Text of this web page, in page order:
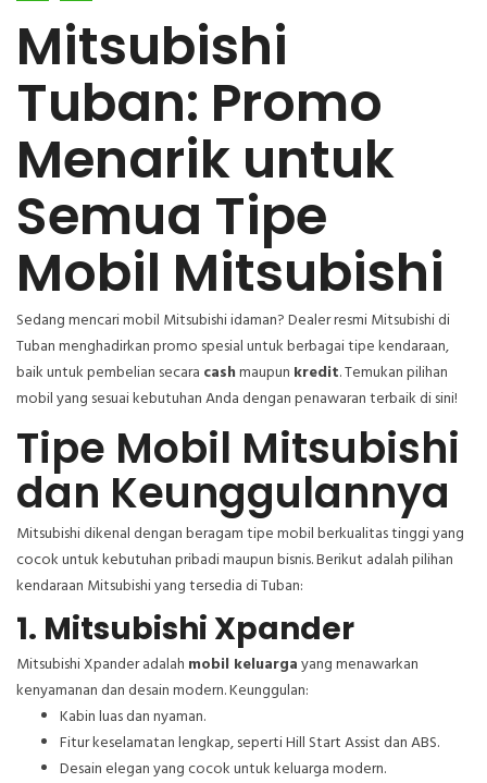
Mitsubishi
Tuban: Promo
Menarik untuk
Semua Tipe
Mobil Mitsubishi
Sedang mencari mobil Mitsubishi idaman? Dealer resmi Mitsubishi di
Tuban menghadirkan promo spesial untuk berbagai tipe kendaraan,
baik untuk pembelian secara cashmaupun kredit. Temukan pilihan
mobil yang sesuai kebutuhan Anda dengan penawaran terbaik di sini!
Tipe Mobil Mitsubishi
dan Keunggulannya
Mitsubishi dikenal dengan beragam tipe mobil berkualitas tinggi yang
cocok untuk kebutuhan pribadi maupun bisnis. Berikut adalah pilihan
kendaraan Mitsubishi yang tersedia di Tuban:
1. Mitsubishi Xpander
Mitsubishi Xpander adalah mobil keluargayang menawarkan
kenyamanan dan desain modern. Keunggulan:
Kabin luas dan nyaman.
Fitur keselamatan lengkap, seperti Hill Start Assist dan ABS.
Desain elegan yang cocok untuk keluarga modern.